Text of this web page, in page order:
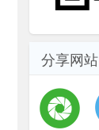
分享网站